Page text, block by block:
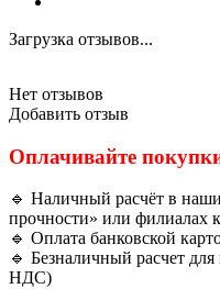
Загрузка отзывов...
Нет отзывов
Добавить отзыв
Оплачивайте
🔹 Наличный расчёт в
прочности» или филиалах
🔹 Оплата банковской
🔹 Безналичный расчет
НДС)